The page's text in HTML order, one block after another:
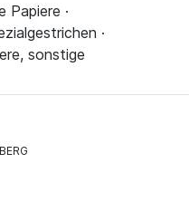
Papiere ·
·
sonstige